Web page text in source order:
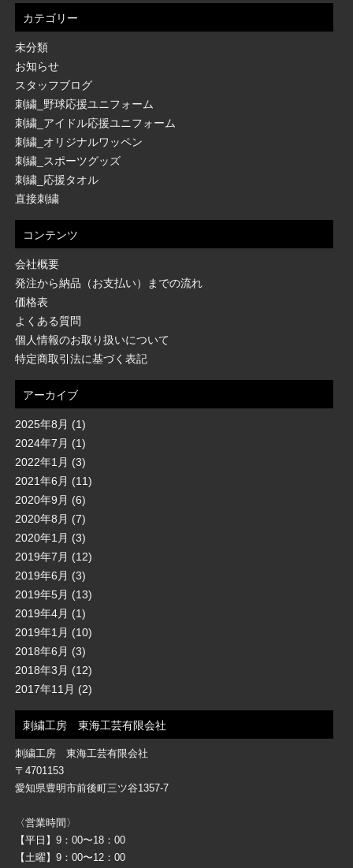
カテゴリー
未分類
お知らせ
スタッフブログ
刺繍_野球応援ユニフォーム
刺繍_アイドル応援ユニフォーム
刺繍_オリジナルワッペン
刺繍_スポーツグッズ
刺繍_応援タオル
直接刺繍
コンテンツ
会社概要
発注から納品（お支払い）までの流れ
価格表
よくある質問
個人情報のお取り扱いについて
特定商取引法に基づく表記
アーカイブ
2025年8月 (1)
2024年7月 (1)
2022年1月 (3)
2021年6月 (11)
2020年9月 (6)
2020年8月 (7)
2020年1月 (3)
2019年7月 (12)
2019年6月 (3)
2019年5月 (13)
2019年4月 (1)
2019年1月 (10)
2018年6月 (3)
2018年3月 (12)
2017年11月 (2)
刺繍工房 東海工芸有限会社
刺繍工房 東海工芸有限会社
〒4701153
愛知県豊明市前後町三ツ谷1357-7
〈営業時間〉
【平日】9：00〜18：00
【土曜】9：00〜12：00